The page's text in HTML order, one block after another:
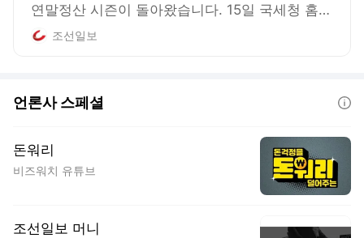
연말정산 시즌이 돌아왔습니다. 15일 국세청 홈페
이지인 홈택스에서 연말정산 간소화 서비스가 개
조선일보
언론사 스페셜
돈워리
비즈워치 유튜브
조선일보 머니